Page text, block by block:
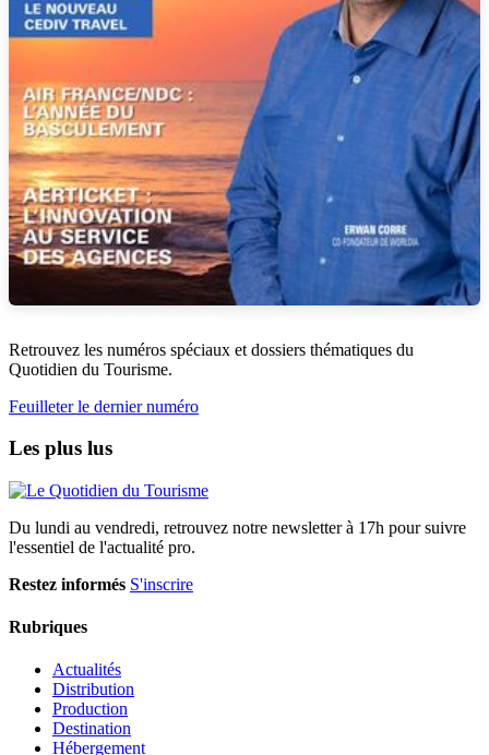
Retrouvez les numéros spéciaux et dossiers thématiques du
Quotidien du Tourisme.
Feuilleter le dernier numéro
Les plus lus
Du lundi au vendredi, retrouvez notre newsletter à 17h pour suivre
l'essentiel de l'actualité pro.
Restez informés S'inscrire
Rubriques
Actualités
Distribution
Production
Destination
Hébergement